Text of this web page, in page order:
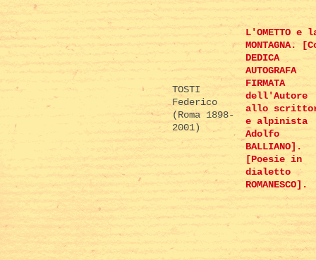
TOSTI
Federico
(Roma 1898-
2001)
L'OMETTO e
MONTAGNA.
DEDICA
AUTOGRAFA
FIRMATA
dell'Autore
allo
e alpinista
Adolfo
BALLIANO].
[Poesie in
dialetto
ROMANESCO].